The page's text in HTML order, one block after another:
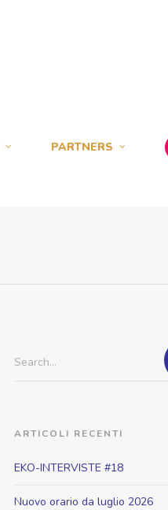
PARTNERS
Search...
ARTICOLI RECENTI
EKO-INTERVISTE #18
Nuovo orario da luglio 2026